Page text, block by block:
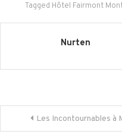
Tagged Hôtel Fairmont
Nurten
Navigation
Les Incontournables à